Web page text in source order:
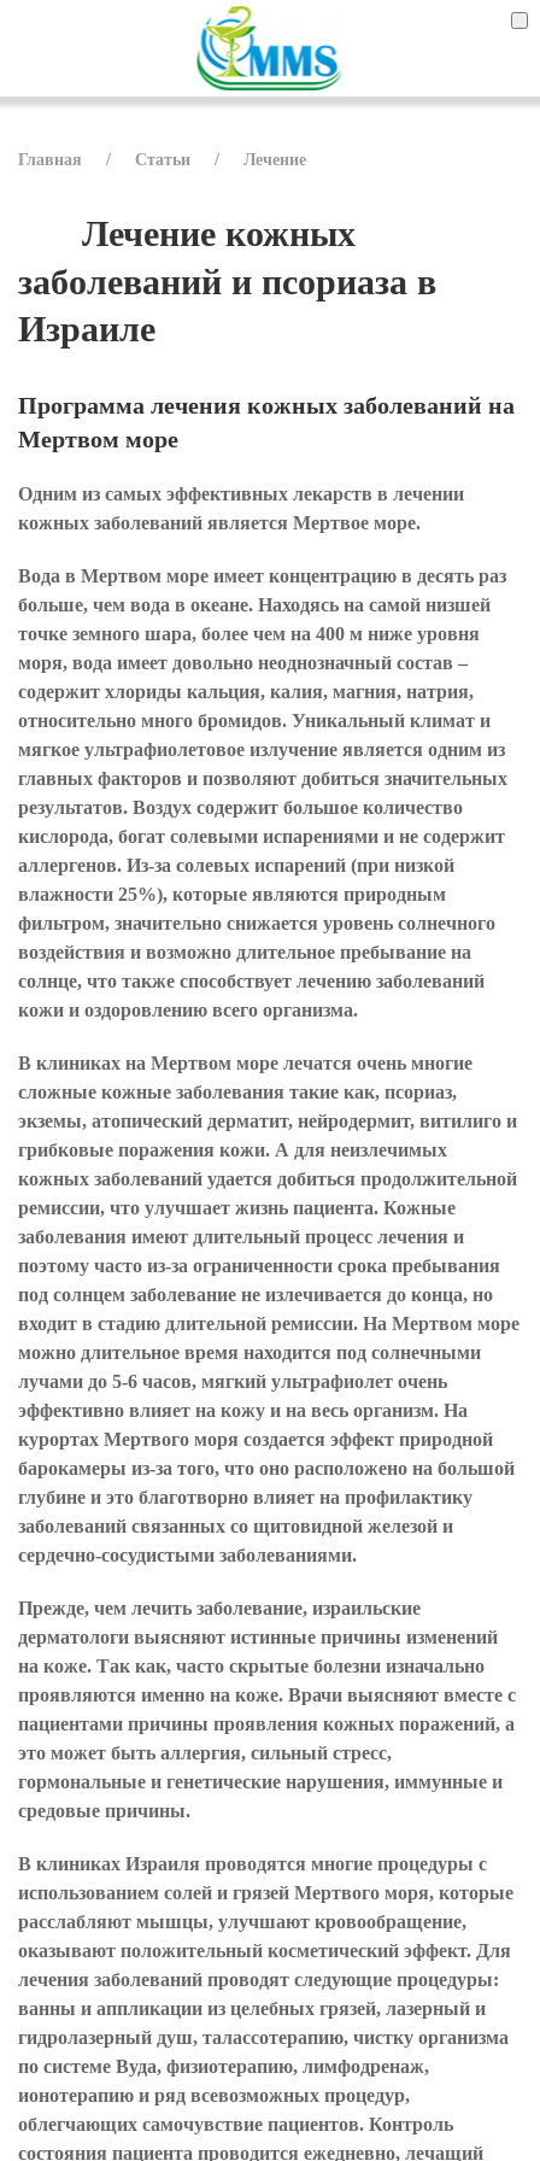
Главная Статьи Лечение
Лечение кожных
заболеваний и псориаза в
Израиле
Программа лечения кожных заболеваний на
Мертвом море
Одним из самых эффективных лекарств в лечении
кожных заболеваний является Мертвое море.
Вода в Мертвом море имеет концентрацию в десять раз
больше, чем вода в океане. Находясь на самой низшей
точке земного шара, более чем на 400 м ниже уровня
моря, вода имеет довольно неоднозначный состав –
содержит хлориды кальция, калия, магния, натрия,
относительно много бромидов. Уникальный климат и
мягкое ультрафиолетовое излучение является одним из
главных факторов и позволяют добиться значительных
результатов. Воздух содержит большое количество
кислорода, богат солевыми испарениями и не содержит
аллергенов. Из-за солевых испарений (при низкой
влажности 25%), которые являются природным
фильтром, значительно снижается уровень солнечного
воздействия и возможно длительное пребывание на
солнце, что также способствует лечению заболеваний
кожи и оздоровлению всего организма.
В клиниках на Мертвом море лечатся очень многие
сложные кожные заболевания такие как, псориаз,
экземы, атопический дерматит, нейродермит, витилиго и
грибковые поражения кожи. А для неизлечимых
кожных заболеваний удается добиться продолжительной
ремиссии, что улучшает жизнь пациента. Кожные
заболевания имеют длительный процесс лечения и
поэтому часто из-за ограниченности срока пребывания
под солнцем заболевание не излечивается до конца, но
входит в стадию длительной ремиссии. На Мертвом море
можно длительное время находится под солнечными
лучами до 5-6 часов, мягкий ультрафиолет очень
эффективно влияет на кожу и на весь организм. На
курортах Мертвого моря создается эффект природной
барокамеры из-за того, что оно расположено на большой
глубине и это благотворно влияет на профилактику
заболеваний связанных со щитовидной железой и
сердечно-сосудистыми заболеваниями.
Прежде, чем лечить заболевание, израильские
дерматологи выясняют истинные причины изменений
на коже. Так как, часто скрытые болезни изначально
проявляются именно на коже. Врачи выясняют вместе с
пациентами причины проявления кожных поражений, а
это может быть аллергия, сильный стресс,
гормональные и генетические нарушения, иммунные и
средовые причины.
В клиниках Израиля проводятся многие процедуры с
использованием солей и грязей Мертвого моря, которые
расслабляют мышцы, улучшают кровообращение,
оказывают положительный косметический эффект. Для
лечения заболеваний проводят следующие процедуры:
ванны и аппликации из целебных грязей, лазерный и
гидролазерный душ, талассотерапию, чистку организма
по системе Вуда, физиотерапию, лимфодренаж,
ионотерапию и ряд всевозможных процедур,
облегчающих самочувствие пациентов. Контроль
состояния пациента проводится ежедневно, лечащий